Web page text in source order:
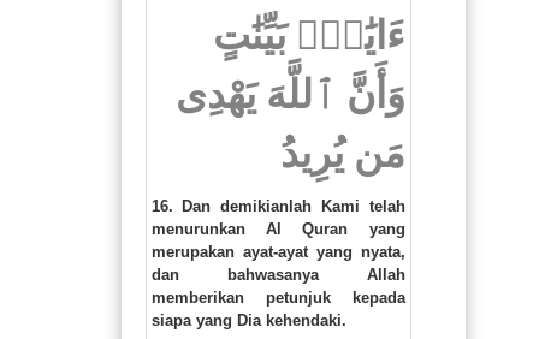
ءَايَٰتٍۭ بَيِّنَٰتٍ
وَأَنَّ ٱللَّهَ يَهْدِى
مَن يُرِيدُ
16. Dan demikianlah Kami telah
menurunkan Al Quran yang
merupakan ayat-ayat yang nyata,
dan bahwasanya Allah
memberikan petunjuk kepada
siapa yang Dia kehendaki.